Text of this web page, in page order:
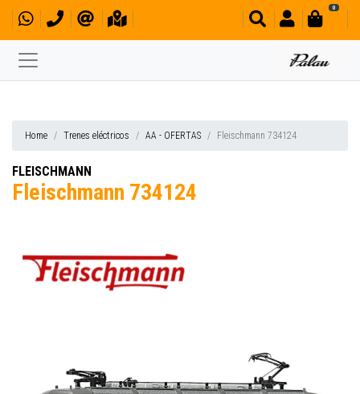
0
Home Trenes eléctricos AA - OFERTAS Fleischmann 734124
FLEISCHMANN
Fleischmann 734124